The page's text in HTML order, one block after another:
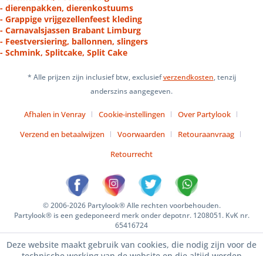
- dierenpakken, dierenkostuums
- Grappige vrijgezellenfeest kleding
- Carnavalsjassen Brabant Limburg
- Feestversiering, ballonnen, slingers
- Schmink, Splitcake, Split Cake
* Alle prijzen zijn inclusief btw, exclusiefverzendkosten, tenzij
anderszins aangegeven.
Afhalen in Venray Cookie-instellingen
Over Partylook
Verzend en betaalwijzen
Voorwaarden
Retouraanvraag
Retourrecht
© 2006-2026 Partylook® Alle rechten voorbehouden.
Partylook® is een gedeponeerd merk onder depotnr. 1208051. KvK nr.
65416724
Deze website maakt gebruik van cookies, die nodig zijn voor de